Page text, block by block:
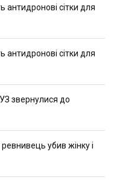
антидронові сітки для
антидронові сітки для
звернулися до
убив жінку і